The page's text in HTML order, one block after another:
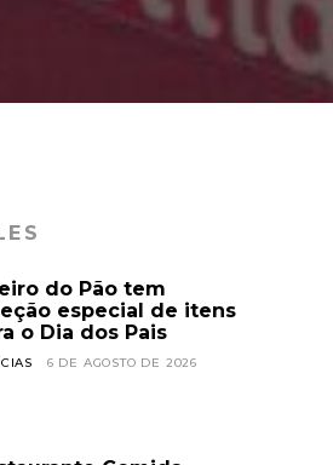
do Pão tem
especial de itens
o Dia dos Pais
6 DE AGOSTO DE 2026